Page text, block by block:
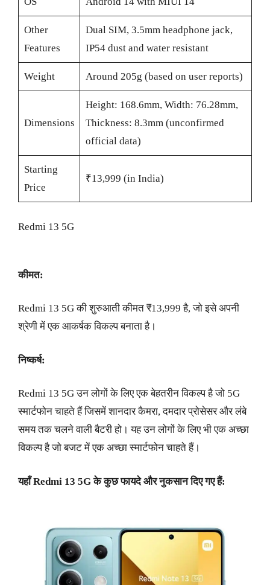
Other
Features
Dual SIM, 3.5mm headphone jack,
IP54 dust and water resistant
Weight Around 205g (based on user reports)
Dimensions
Height: 168.6mm, Width: 76.28mm,
Thickness: 8.3mm (unconfirmed
official data)
Starting
Price
₹13,999 (in India)
Redmi 13 5G
कीमत:
Redmi 13 5G की शुरुआती कीमत ₹13,999 है, जो इसे अपनी
श्रेणी में एक आकर्षक विकल्प बनाता है।
निष्कर्ष:
Redmi 13 5G उन लोगों के लिए एक बेहतरीन विकल्प है जो 5G
स्मार्टफोन चाहते हैं जिसमें शानदार कैमरा, दमदार प्रोसेसर और लंबे
समय तक चलने वाली बैटरी हो। यह उन लोगों के लिए भी एक अच्छा
विकल्प है जो बजट में एक अच्छा स्मार्टफोन चाहते हैं।
यहाँRedmi 13 5Gके कुछ फायदे और नुकसान दिए गए हैं: